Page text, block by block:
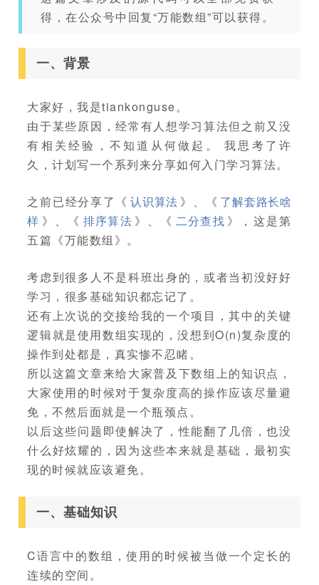
得，在公众号中回复“万能数组”可以获得。
一、背景
大家好，我是tiankonguse。
由于某些原因，经常有人想学习算法但之前又没
有相关经验，不知道从何做起。 我思考了许
久，计划写一个系列来分享如何入门学习算法。
之前已经分享了《 认识算法 》、《 了解套路长啥
样 》、《 排序算法 》、《 二分查找 》，这是第
五篇《万能数组》。
考虑到很多人不是科班出身的，或者当初没好好
学习，很多基础知识都忘记了。
还有上次说的交接给我的一个项目，其中的关键
逻辑就是使用数组实现的，没想到O(n)复杂度的
操作到处都是，真实惨不忍睹。
所以这篇文章来给大家普及下数组上的知识点，
大家使用的时候对于复杂度高的操作应该尽量避
免，不然后面就是一个瓶颈点。
以后这些问题即使解决了，性能翻了几倍，也没
什么好炫耀的，因为这些本来就是基础，最初实
现的时候就应该避免。
一、基础知识
C语言中的数组，使用的时候被当做一个定长的
连续的空间。